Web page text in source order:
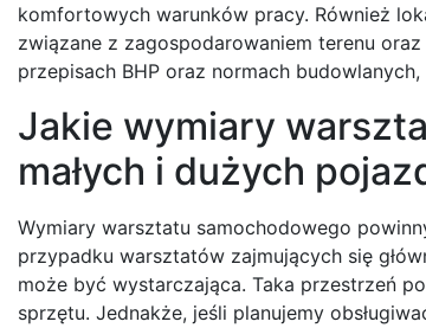
komfortowych warunków pracy. Również
związane z zagospodarowaniem terenu
przepisach BHP oraz normach
Jakie wymiary
małych i dużych
Wymiary warsztatu samochodowego
przypadku warsztatów zajmujących się
może być wystarczająca. Taka przestrzeń
sprzętu. Jednakże, jeśli planujemy